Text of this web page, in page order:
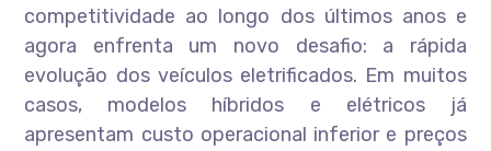
competitividade ao longo dos últimos anos e
agora enfrenta um novo desafio: a rápida
evolução dos veículos eletrificados. Em muitos
casos, modelos híbridos e elétricos já
apresentam custo operacional inferior e preços